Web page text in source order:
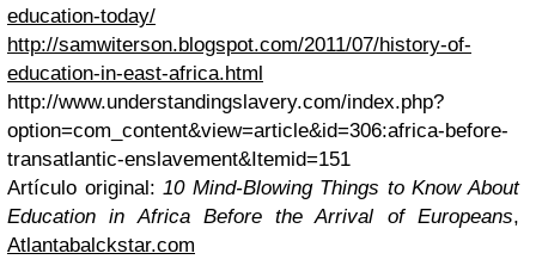
education-today/
http://samwiterson.blogspot.com/2011/07/history-of-
education-in-east-africa.html
http://www.understandingslavery.com/index.php?
option=com_content&view=article&id=306:africa-before-
transatlantic-enslavement&Itemid=151
Artículo original:10 Mind-Blowing Things to Know About
Education in Africa Before the Arrival of Europeans,
Atlantabalckstar.com